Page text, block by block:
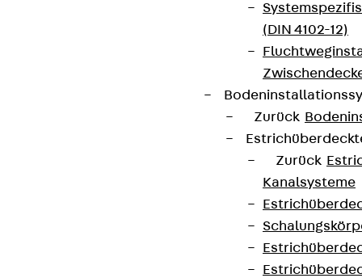
(DIN 4102-12)
Zurück
Zurück
Kanalsysteme